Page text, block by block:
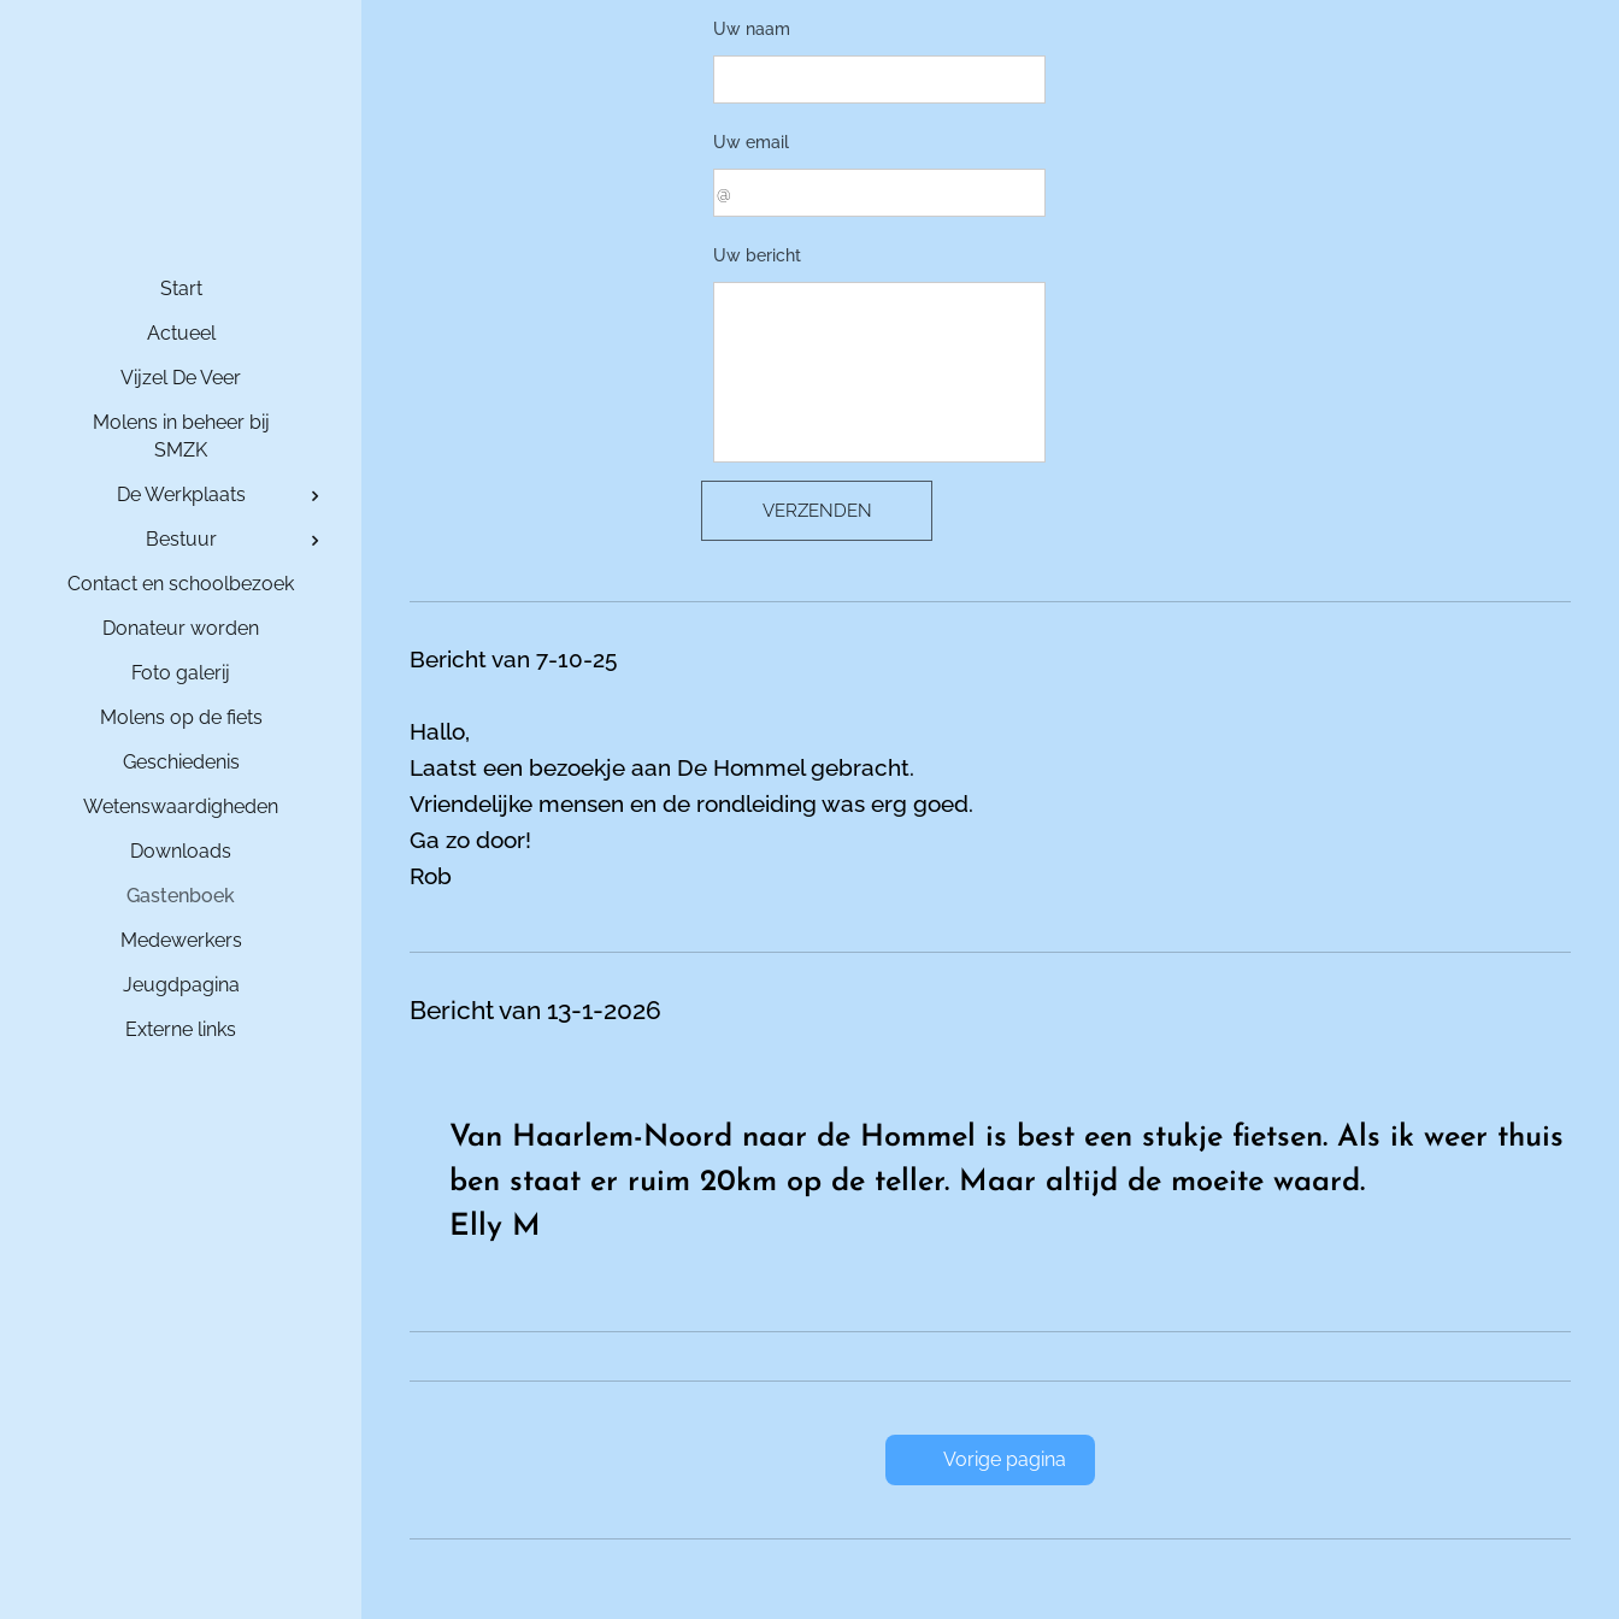
Start
Actueel
Vijzel De Veer
Molens in beheer bij
SMZK
De Werkplaats
Bestuur
Contact en schoolbezoek
Donateur worden
Foto galerij
Molens op de fiets
Geschiedenis
Wetenswaardigheden
Downloads
Gastenboek
Medewerkers
Jeugdpagina
Externe links
Uw naam
Uw email
Uw bericht
VERZENDEN
Bericht van 7-10-25
Hallo,
Laatst een bezoekje aan De Hommel gebracht.
Vriendelijke mensen en de rondleiding was erg goed.
Ga zo door!
Rob
Bericht van 13-1-2026
Van Haarlem-Noord naar de Hommel is best een stukje fietsen. Als ik weer thuis
ben staat er ruim 20km op de teller. Maar altijd de moeite waard.
Elly M
⬅️ Vorige pagina